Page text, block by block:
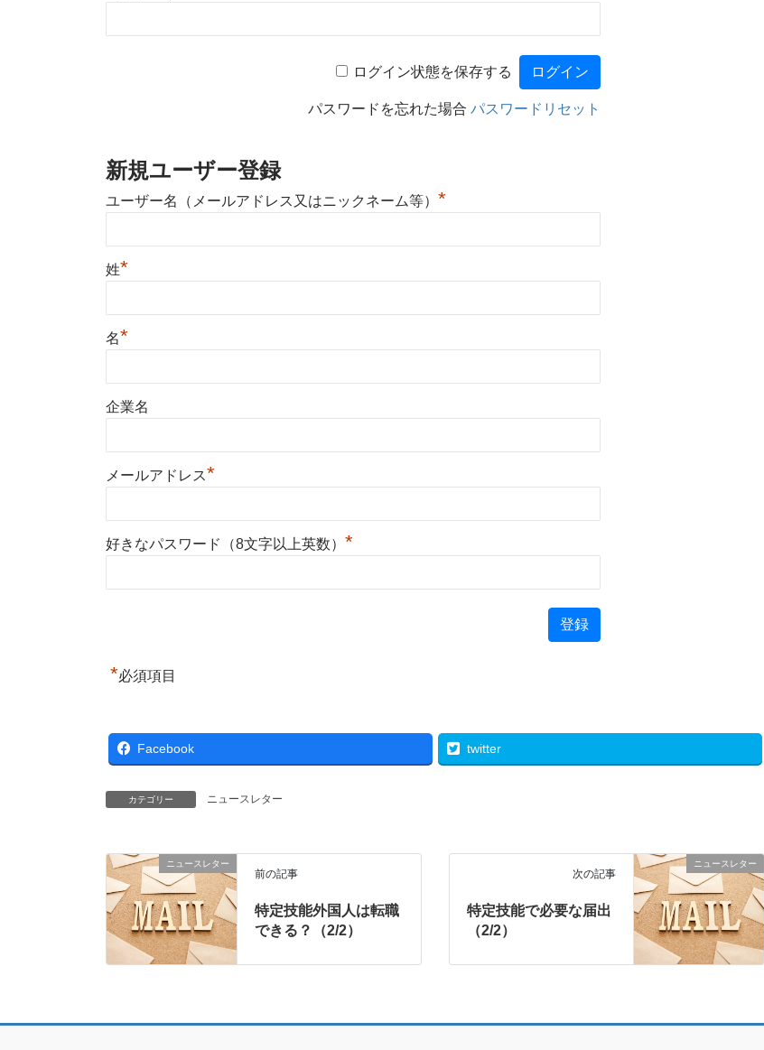
ログイン状態を保存する
パスワードを忘れた場合 パスワードリセット
新規ユーザー登録
ユーザー名（メールアドレス又はニックネーム等） *
姓*
名*
企業名
メールアドレス*
好きなパスワード（8文字以上英数） *
*必須項目
Facebook twitter
カテゴリー ニュースレター
ニュースレター
前の記事
特定技能外国人は転職
できる？（2/2）
ニュースレター
次の記事
特定技能で必要な届出
（2/2）